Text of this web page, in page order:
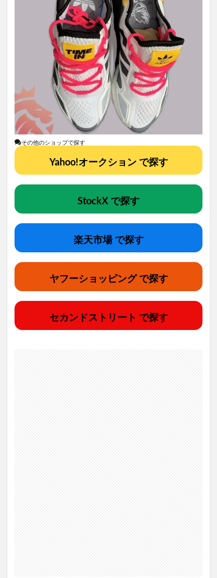
その他のショップで探す
Yahoo!オークション で探す
StockX で探す
楽天市場 で探す
ヤフーショッピング で探す
セカンドストリート で探す